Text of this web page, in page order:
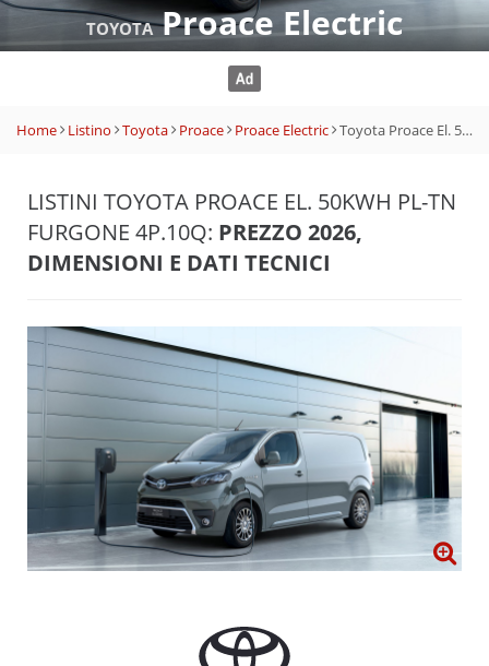
TOYOTAProace Electric
Home Listino Toyota Proace Proace Electric Toyota Proace El. 50kWh PL-TN Furgone 4p.10q
LISTINI TOYOTA PROACE EL. 50KWH PL-TN
FURGONE 4P.10Q: PREZZO 2026,
DIMENSIONI E DATI TECNICI